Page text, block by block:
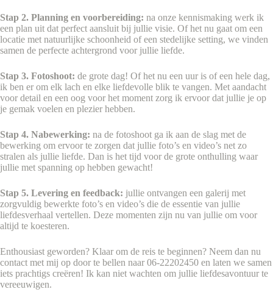
Stap 2. Planning en voorbereiding: na onze kennismaking werk ik
een plan uit dat perfect aansluit bij jullie visie. Of het nu gaat om een
locatie met natuurlijke schoonheid of een stedelijke setting, we vinden
samen de perfecte achtergrond voor jullie liefde.
Stap 3. Fotoshoot: de grote dag! Of het nu een uur is of een hele dag,
ik ben er om elk lach en elke liefdevolle blik te vangen. Met aandacht
voor detail en een oog voor het moment zorg ik ervoor dat jullie je op
je gemak voelen en plezier hebben.
Stap 4. Nabewerking: na de fotoshoot ga ik aan de slag met de
bewerking om ervoor te zorgen dat jullie foto’s en video’s net zo
stralen als jullie liefde. Dan is het tijd voor de grote onthulling waar
jullie met spanning op hebben gewacht!
Stap 5. Levering en feedback: jullie ontvangen een galerij met
zorgvuldig bewerkte foto’s en video’s die de essentie van jullie
liefdesverhaal vertellen. Deze momenten zijn nu van jullie om voor
altijd te koesteren.
Enthousiast geworden? Klaar om de reis te beginnen? Neem dan nu
contact met mij op door te bellen naar 06-22202450 en laten we samen
iets prachtigs creëren! Ik kan niet wachten om jullie liefdesavontuur te
vereeuwigen.